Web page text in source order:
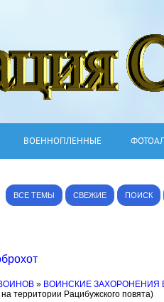
ВОЕННОПЛЕННЫЕ
ВСЕ ТЕМЫ СВЕЖИЕ ПОИСК
» ВОИНСКИЕ ЗАХОРОНЕНИЯ
территории Рацибужcкого повята)